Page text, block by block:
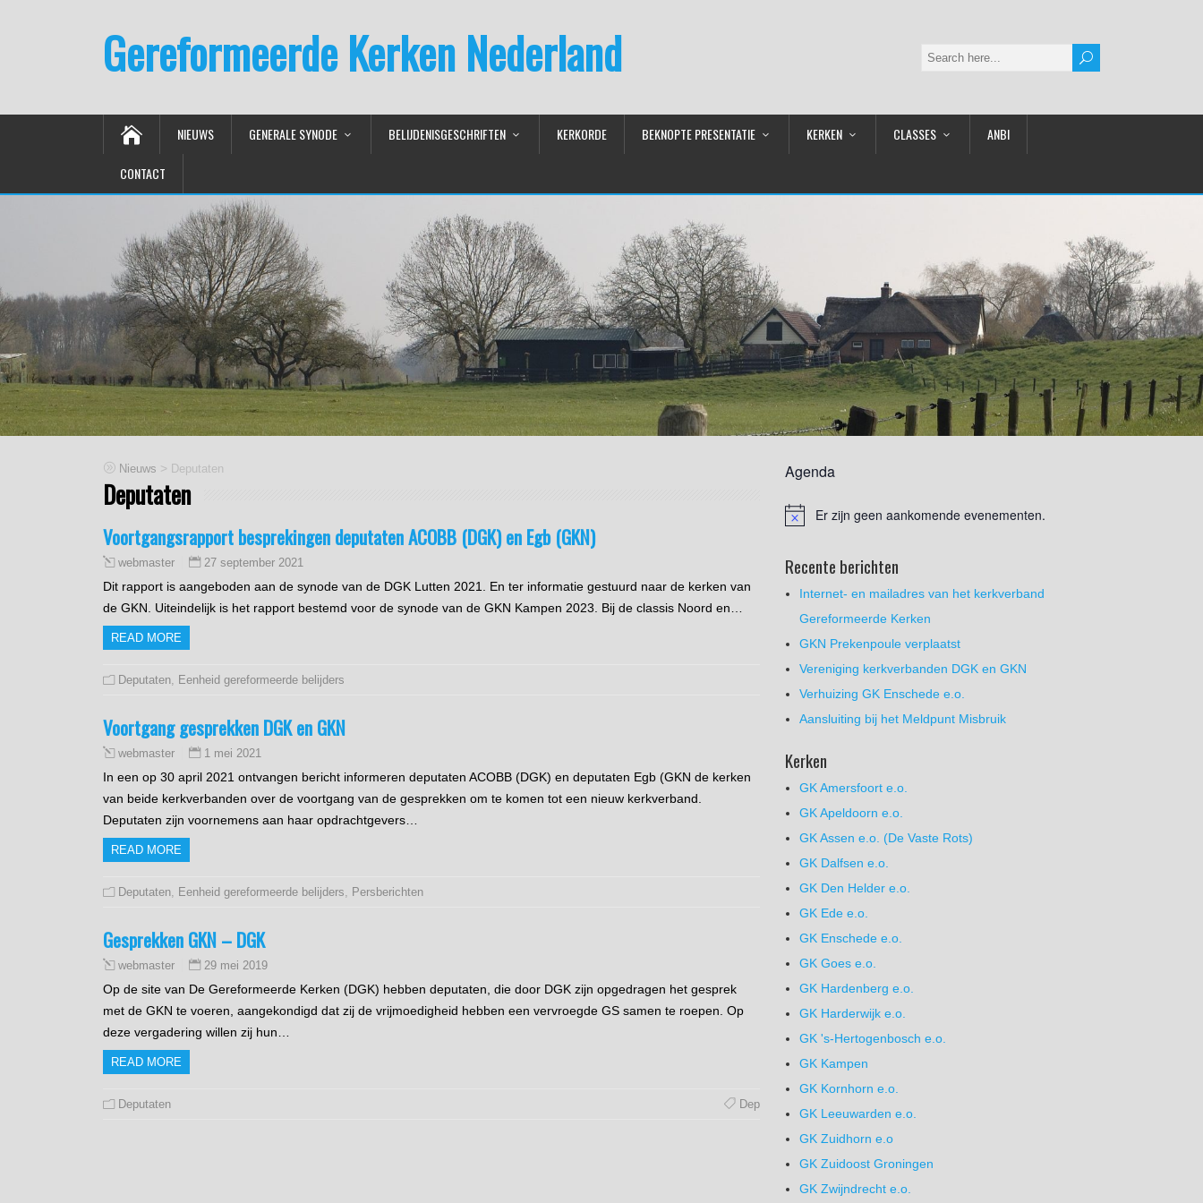
Gereformeerde Kerken Nederland
NIEUWS GENERALE SYNODE BELIJDENISGESCHRIFTEN KERKORDE BEKNOPTE PRESENTATIE KERKEN CLASSES ANBI
CONTACT
Nieuws > Deputaten
Deputaten
Voortgangsrapport besprekingen deputaten ACOBB (DGK) en Egb (GKN)
webmaster 27 september 2021
Dit rapport is aangeboden aan de synode van de DGK Lutten 2021. En ter informatie gestuurd naar de kerken van
de GKN. Uiteindelijk is het rapport bestemd voor de synode van de GKN Kampen 2023. Bij de classis Noord en…
READ MORE
Deputaten, Eenheid gereformeerde belijders
Voortgang gesprekken DGK en GKN
webmaster 1 mei 2021
In een op 30 april 2021 ontvangen bericht informeren deputaten ACOBB (DGK) en deputaten Egb (GKN de kerken
van beide kerkverbanden over de voortgang van de gesprekken om te komen tot een nieuw kerkverband.
Deputaten zijn voornemens aan haar opdrachtgevers…
READ MORE
Deputaten, Eenheid gereformeerde belijders, Persberichten
Gesprekken GKN – DGK
webmaster 29 mei 2019
Op de site van De Gereformeerde Kerken (DGK) hebben deputaten, die door DGK zijn opgedragen het gesprek
met de GKN te voeren, aangekondigd dat zij de vrijmoedigheid hebben een vervroegde GS samen te roepen. Op
deze vergadering willen zij hun…
READ MORE
Deputaten Dep
Agenda
Er zijn geen aankomende evenementen.
Recente berichten
Internet- en mailadres van het kerkverband
Gereformeerde Kerken
GKN Prekenpoule verplaatst
Vereniging kerkverbanden DGK en GKN
Verhuizing GK Enschede e.o.
Aansluiting bij het Meldpunt Misbruik
Kerken
GK Amersfoort e.o.
GK Apeldoorn e.o.
GK Assen e.o. (De Vaste Rots)
GK Dalfsen e.o.
GK Den Helder e.o.
GK Ede e.o.
GK Enschede e.o.
GK Goes e.o.
GK Hardenberg e.o.
GK Harderwijk e.o.
GK 's-Hertogenbosch e.o.
GK Kampen
GK Kornhorn e.o.
GK Leeuwarden e.o.
GK Zuidhorn e.o
GK Zuidoost Groningen
GK Zwijndrecht e.o.